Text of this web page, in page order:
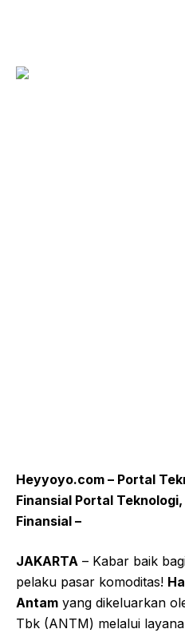
Heyyoyo.com – Portal
Finansial Portal
Finansial –
JAKARTA – Kabar baik
pelaku pasar komoditas!
Antam yang dikeluarkan
Tbk (ANTM) melalui